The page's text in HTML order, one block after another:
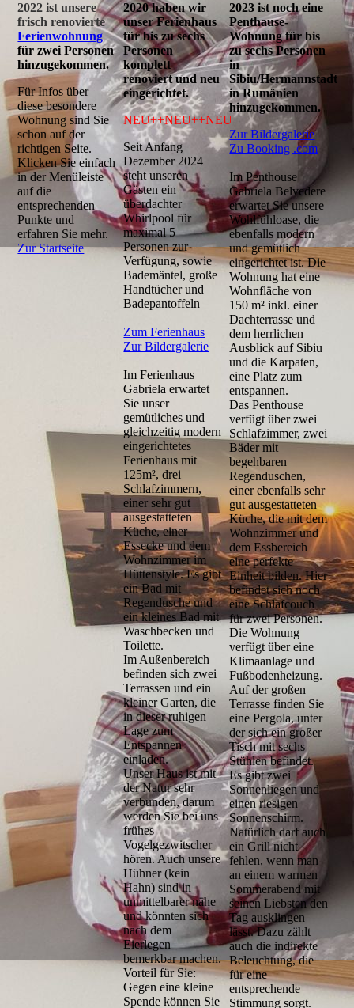
2022 ist unsere
frisch renovierte
Ferienwohnung
für zwei Personen
hinzugekommen.
Für Infos über
diese besondere
Wohnung sind Sie
schon auf der
richtigen Seite.
Klicken Sie einfach
in der Menüleiste
auf die
entsprechenden
Punkte und
erfahren Sie mehr.
Zur Startseite
2020 haben wir
unser Ferienhaus
für bis zu sechs
Personen
komplett
renoviert und neu
eingerichtet.
NEU++NEU++NEU
Seit Anfang
Dezember 2024
steht unseren
Gästen ein
überdachter
Whirlpool für
maximal 5
Personen zur
Verfügung, sowie
Bademäntel, große
Handtücher und
Badepantoffeln
Zum Ferienhaus
Zur Bildergalerie
Im Ferienhaus
Gabriela erwartet
Sie unser
gemütliches und
gleichzeitig modern
eingerichtetes
Ferienhaus mit
125m², drei
Schlafzimmern,
einer sehr gut
ausgestatteten
Küche, einer
Essecke und dem
Wohnzimmer im
Hüttenstyle. Es gibt
ein Bad mit
Regendusche und
ein kleines Bad mit
Waschbecken und
Toilette.
Im Außenbereich
befinden sich zwei
Terrassen und ein
kleiner Garten, die
in dieser ruhigen
Lage zum
Entspannen
einladen.
Unser Haus ist mit
der Natur sehr
verbunden, darum
werden Sie bei uns
frühes
Vogelgezwitscher
hören. Auch unsere
Hühner (kein
Hahn) sind in
unmittelbarer nähe
und könnten sich
nach dem
Eierlegen
bemerkbar machen.
Vorteil für Sie:
Gegen eine kleine
Spende können Sie
2023 ist noch eine
Penthause-
Wohnung für bis
zu sechs Personen
in
Sibiu/Hermannstadt
in Rumänien
hinzugekommen.
Zur Bildergalerie
Zu Booking .com
Im Penthouse
Gabriela Belvedere
erwartet Sie unsere
Wohlfühloase, die
ebenfalls modern
und gemütlich
eingerichtet ist. Die
Wohnung hat eine
Wohnfläche von
150 m² inkl. einer
Dachterrasse und
dem herrlichen
Ausblick auf Sibiu
und die Karpaten,
eine Platz zum
entspannen.
Das Penthouse
verfügt über zwei
Schlafzimmer, zwei
Bäder mit
begehbaren
Regenduschen,
einer ebenfalls sehr
gut ausgestatteten
Küche, die mit dem
Wohnzimmer und
dem Essbereich
eine perfekte
Einheit bilden. Hier
befindet sich noch
eine Schlafcouch
für zwei Personen.
Die Wohnung
verfügt über eine
Klimaanlage und
Fußbodenheizung.
Auf der großen
Terrasse finden Sie
eine Pergola, unter
der sich ein großer
Tisch mit sechs
Stühlen befindet.
Es gibt zwei
Sonnenliegen und
einen riesigen
Sonnenschirm.
Natürlich darf auch
ein Grill nicht
fehlen, wenn man
an einem warmen
Sommerabend mit
seinen Liebsten den
Tag ausklingen
lässt. Dazu zählt
auch die indirekte
Beleuchtung, die
für eine
entsprechende
Stimmung sorgt.